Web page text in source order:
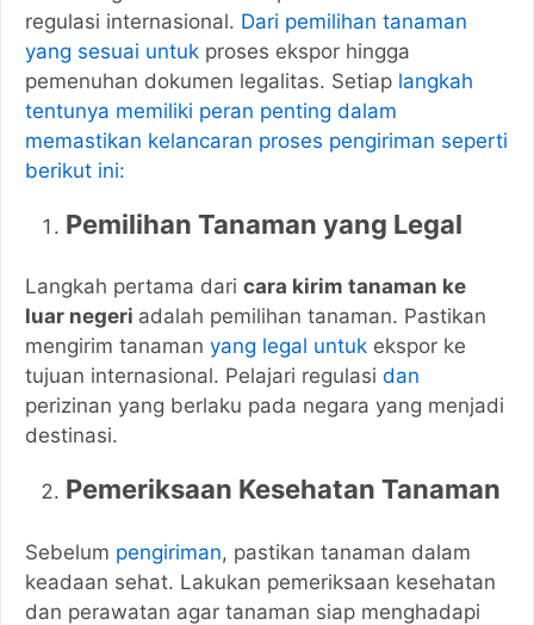
regulasi internasional. Dari pemilihan tanaman
yang sesuai untuk proses ekspor hingga
pemenuhan dokumen legalitas. Setiap langkah
tentunya memiliki peran penting dalam
memastikan kelancaran proses pengiriman seperti
berikut ini:
Pemilihan Tanaman yang Legal
Langkah pertama dari cara kirim tanaman ke
luar negeri adalah pemilihan tanaman. Pastikan
mengirim tanaman yang legal untuk ekspor ke
tujuan internasional. Pelajari regulasi dan
perizinan yang berlaku pada negara yang menjadi
destinasi.
Pemeriksaan Kesehatan Tanaman
Sebelum pengiriman, pastikan tanaman dalam
keadaan sehat. Lakukan pemeriksaan kesehatan
dan perawatan agar tanaman siap menghadapi